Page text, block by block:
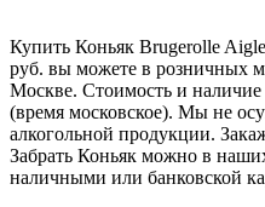
Купить Коньяк Brugerolle
руб. вы можете в розничных
Москве. Стоимость и
(время московское). Мы не
алкогольной продукции.
Забрать Коньяк можно в
наличными или банковской